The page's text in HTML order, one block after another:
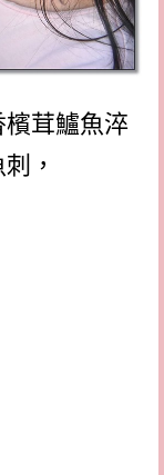
茸鱸魚淬
，